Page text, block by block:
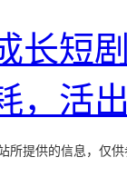
长短
，活
所提供的信息，仅